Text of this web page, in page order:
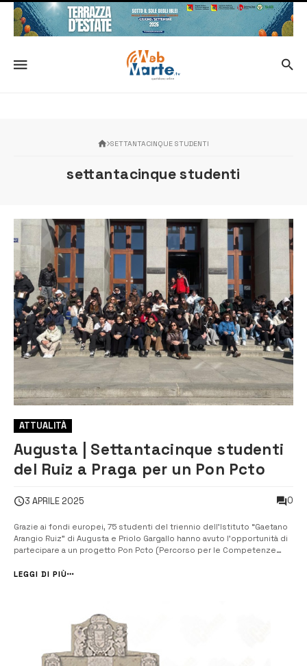
SETTANTACINQUE STUDENTI
settantacinque studenti
ATTUALITÀ
Augusta | Settantacinque studenti
del Ruiz a Praga per un Pon Pcto
3 APRILE 2025 0
Grazie ai fondi europei, 75 studenti del triennio dell’Istituto “Gaetano
Arangio Ruiz” di Augusta e Priolo Gargallo hanno avuto l’opportunità di
partecipare a un progetto Pon Pcto (Percorso per le Competenze
si è rivelata un’...
LEGGI DI PIÙ